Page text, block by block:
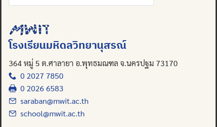
for:
โรงเรียนมหิดลวิทยานุสรณ์
364 หมู่ 5 ต.ศาลายา อ.พุทธมณฑล จ.นครปฐม 73170
0 2027 7850
0 2026 6583
saraban@mwit.ac.th
school@mwit.ac.th